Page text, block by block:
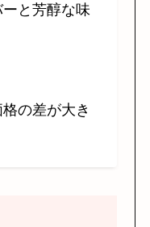
と芳醇な味
の差が大き